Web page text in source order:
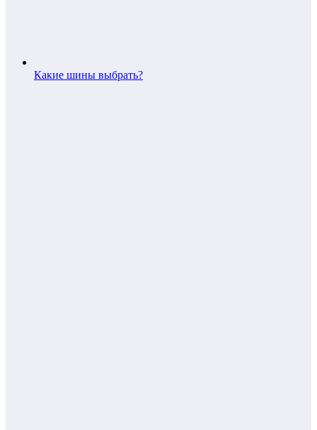
Какие шины выбрать?